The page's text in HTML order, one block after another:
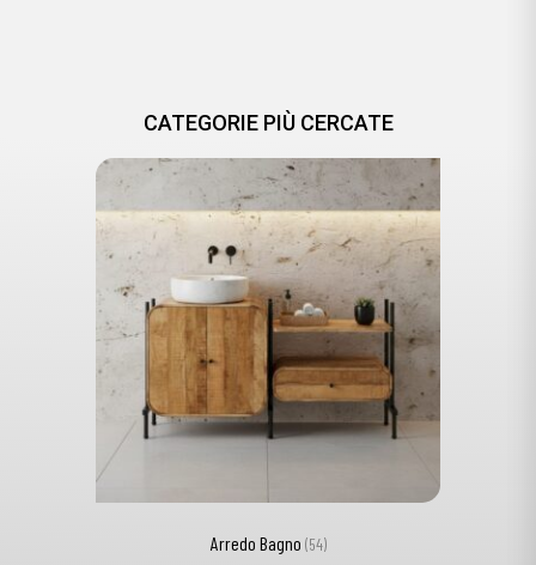
CATEGORIE PIÙ CERCATE
Arredo Bagno (54)